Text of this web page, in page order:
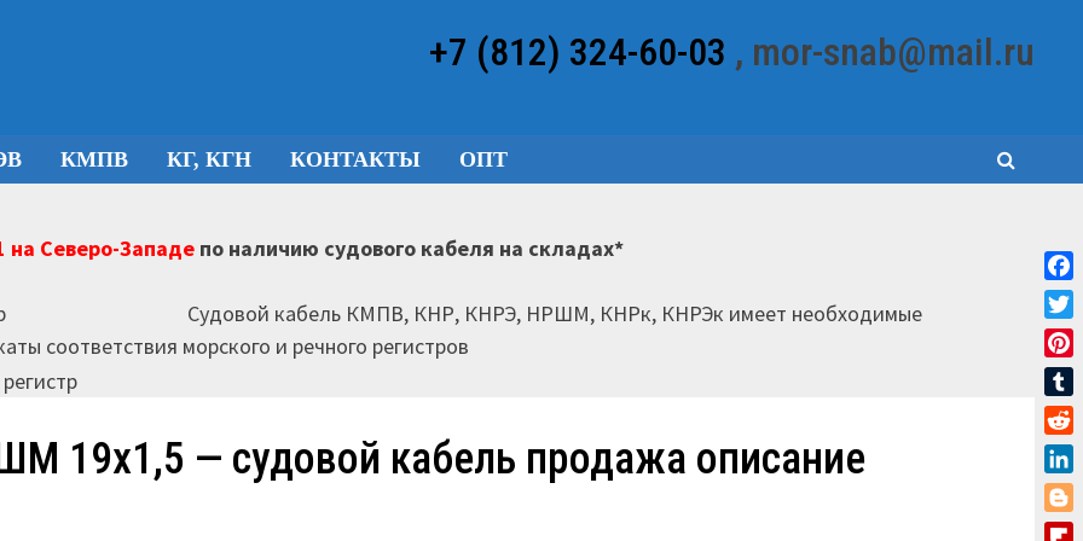
+7 (812) 324-60-03 , mor-snab@mail.ru
КМПВ КГ, КГН КОНТАКТЫ ОПТ
Северо-Западепо наличию судового кабеля на складах*
Судовой кабель КМПВ, КНР, КНРЭ, НРШМ, КНРк, КНРЭк имеет необходимые
соответствия морского и речного регистров
19х1,5 — судовой кабель продажа описание